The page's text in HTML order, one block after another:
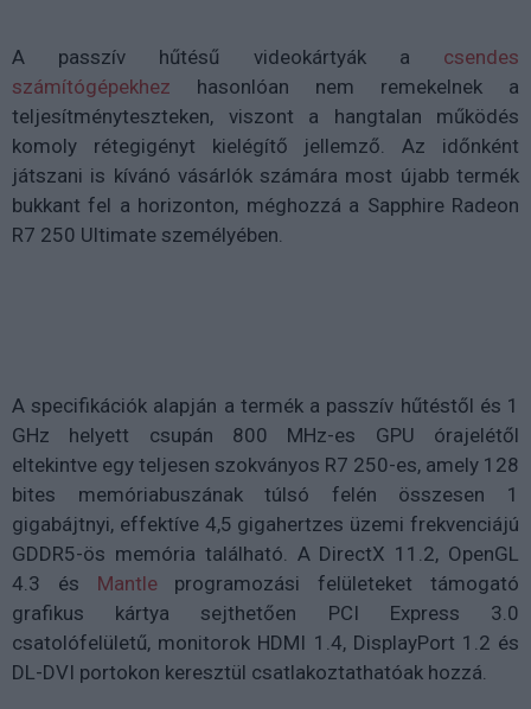
A passzív hűtésű videokártyák a csendes
számítógépekhez hasonlóan nem remekelnek a
teljesítményteszteken, viszont a hangtalan működés
komoly rétegigényt kielégítő jellemző. Az időnként
játszani is kívánó vásárlók számára most újabb termék
bukkant fel a horizonton, méghozzá a Sapphire Radeon
R7 250 Ultimate személyében.
A specifikációk alapján a termék a passzív hűtéstől és 1
GHz helyett csupán 800 MHz-es GPU órajelétől
eltekintve egy teljesen szokványos R7 250-es, amely 128
bites memóriabuszának túlsó felén összesen 1
gigabájtnyi, effektíve 4,5 gigahertzes üzemi frekvenciájú
GDDR5-ös memória található. A DirectX 11.2, OpenGL
4.3 és Mantleprogramozási felületeket támogató
grafikus kártya sejthetően PCI Express 3.0
csatolófelületű, monitorok HDMI 1.4, DisplayPort 1.2 és
DL-DVI portokon keresztül csatlakoztathatóak hozzá.